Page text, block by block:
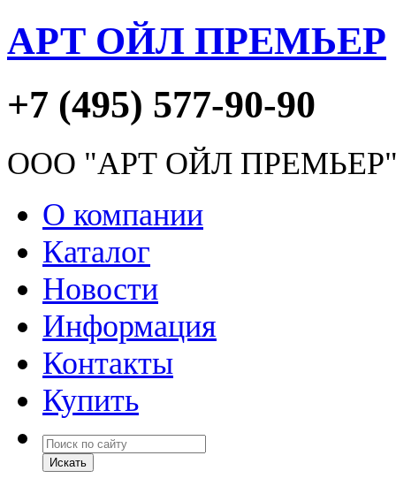
АРТ ОЙЛ ПРЕМЬЕР
+7 (495) 577-90-90
ООО "АРТ ОЙЛ
О компании
Каталог
Новости
Информация
Контакты
Купить